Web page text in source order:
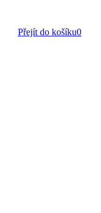
Přejít do košíku0